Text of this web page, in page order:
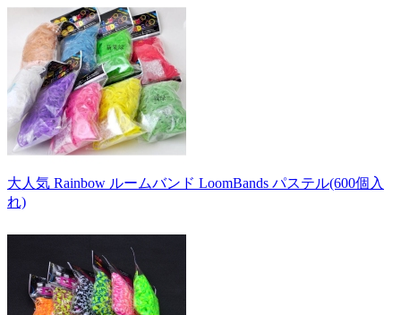
大人気 Rainbow ルームバンド LoomBands パステル(600個入
れ)